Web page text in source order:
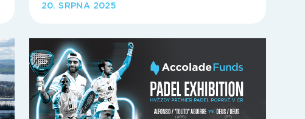
20. SRPNA 2025